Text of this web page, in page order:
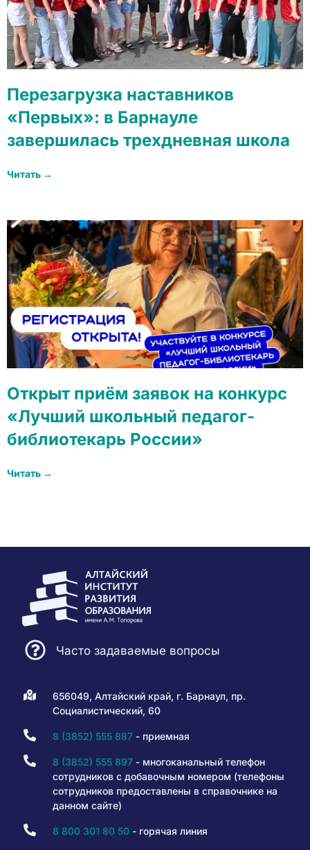
Перезагрузка наставников
«Первых»: в Барнауле
завершилась трехдневная школа
Читать →
Открыт приём заявок на конкурс
«Лучший школьный педагог-
библиотекарь России»
Читать →
Часто задаваемые вопросы
656049, Алтайский край, г. Барнаул, пр.
Социалистический, 60
8 (3852) 555 887- приемная
8 (3852) 555 897- многоканальный телефон
сотрудников с добавочным номером (телефоны
сотрудников предоставлены в справочнике на
данном сайте)
8 800 301 80 50- горячая линия